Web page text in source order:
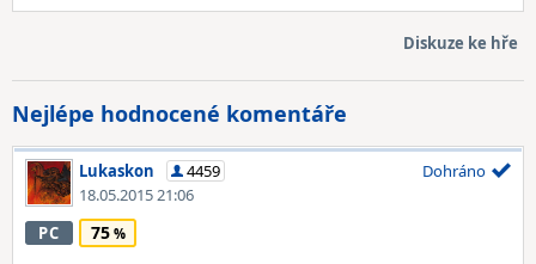
Diskuze ke hře
Nejlépe hodnocené komentáře
Lukaskon
4459
18.05.2015 21:06
Dohráno
PC 75